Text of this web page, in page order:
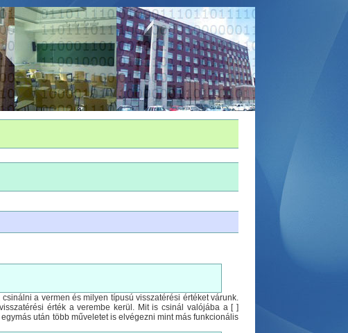
a vermen és milyen típusú visszatérési értéket várunk.
érték a verembe kerül. Mit is csinál valójába a [ ]
után több műveletet is elvégezni mint más funkcionális